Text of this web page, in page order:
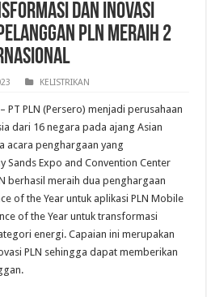
dan Inovasi
PLN Meraih 2
KELISTRIKAN
– PT PLN (Persero) menjadi perusahaan
dari 16 negara pada ajang Asian
acara penghargaan yang
Sands Expo and Convention Center
berhasil meraih dua penghargaan
of the Year untuk aplikasi PLN Mobile
of the Year untuk transformasi
energi. Capaian ini merupakan
PLN sehingga dapat memberikan